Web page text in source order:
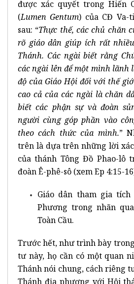
được xác quyết trong Hiến
(Lumen Gentum) của CĐ Va-
sau: “Thực thế, các chủ chăn
rõ giáo dân giúp ích rất
Thánh. Các ngài biết rằng
các ngài lên để một mình lãnh
độ của Giáo Hội đối với thế
cao cả của các ngài là chăn
biết các phận sự và đoàn
người cùng góp phần vào
theo cách thức của mình.”
trên là dựa trên những lời
của thánh Tông Đồ Phao-lô
đoàn Ê-phê-sô (xem Ep 4:15-
Giáo dân tham gia
Phương trong nhãn
Toàn Cầu.
Trước hết, như trình bày
tư này, họ cần có một quan
Thánh nói chung, cách riêng
Thánh địa phương với Hội